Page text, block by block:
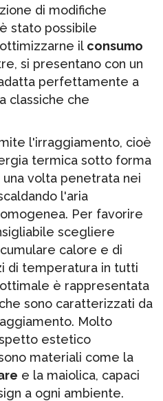
di modifiche
stato possibile
il consumo
si presentano con un
perfettamente a
classiche che
l'irraggiamento, cioè
termica sotto forma
una volta penetrata nei
l'aria
Per favorire
scegliere
calore e di
di temperatura in tutti
è rappresentata
sono caratterizzati da
Molto
estetico
materiali come la
e la maiolica, capaci
a ogni ambiente.